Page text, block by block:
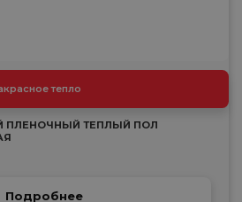
тепло
ПЛЕНОЧНЫЙ ТЕПЛЫЙ ПОЛ
Подробнее